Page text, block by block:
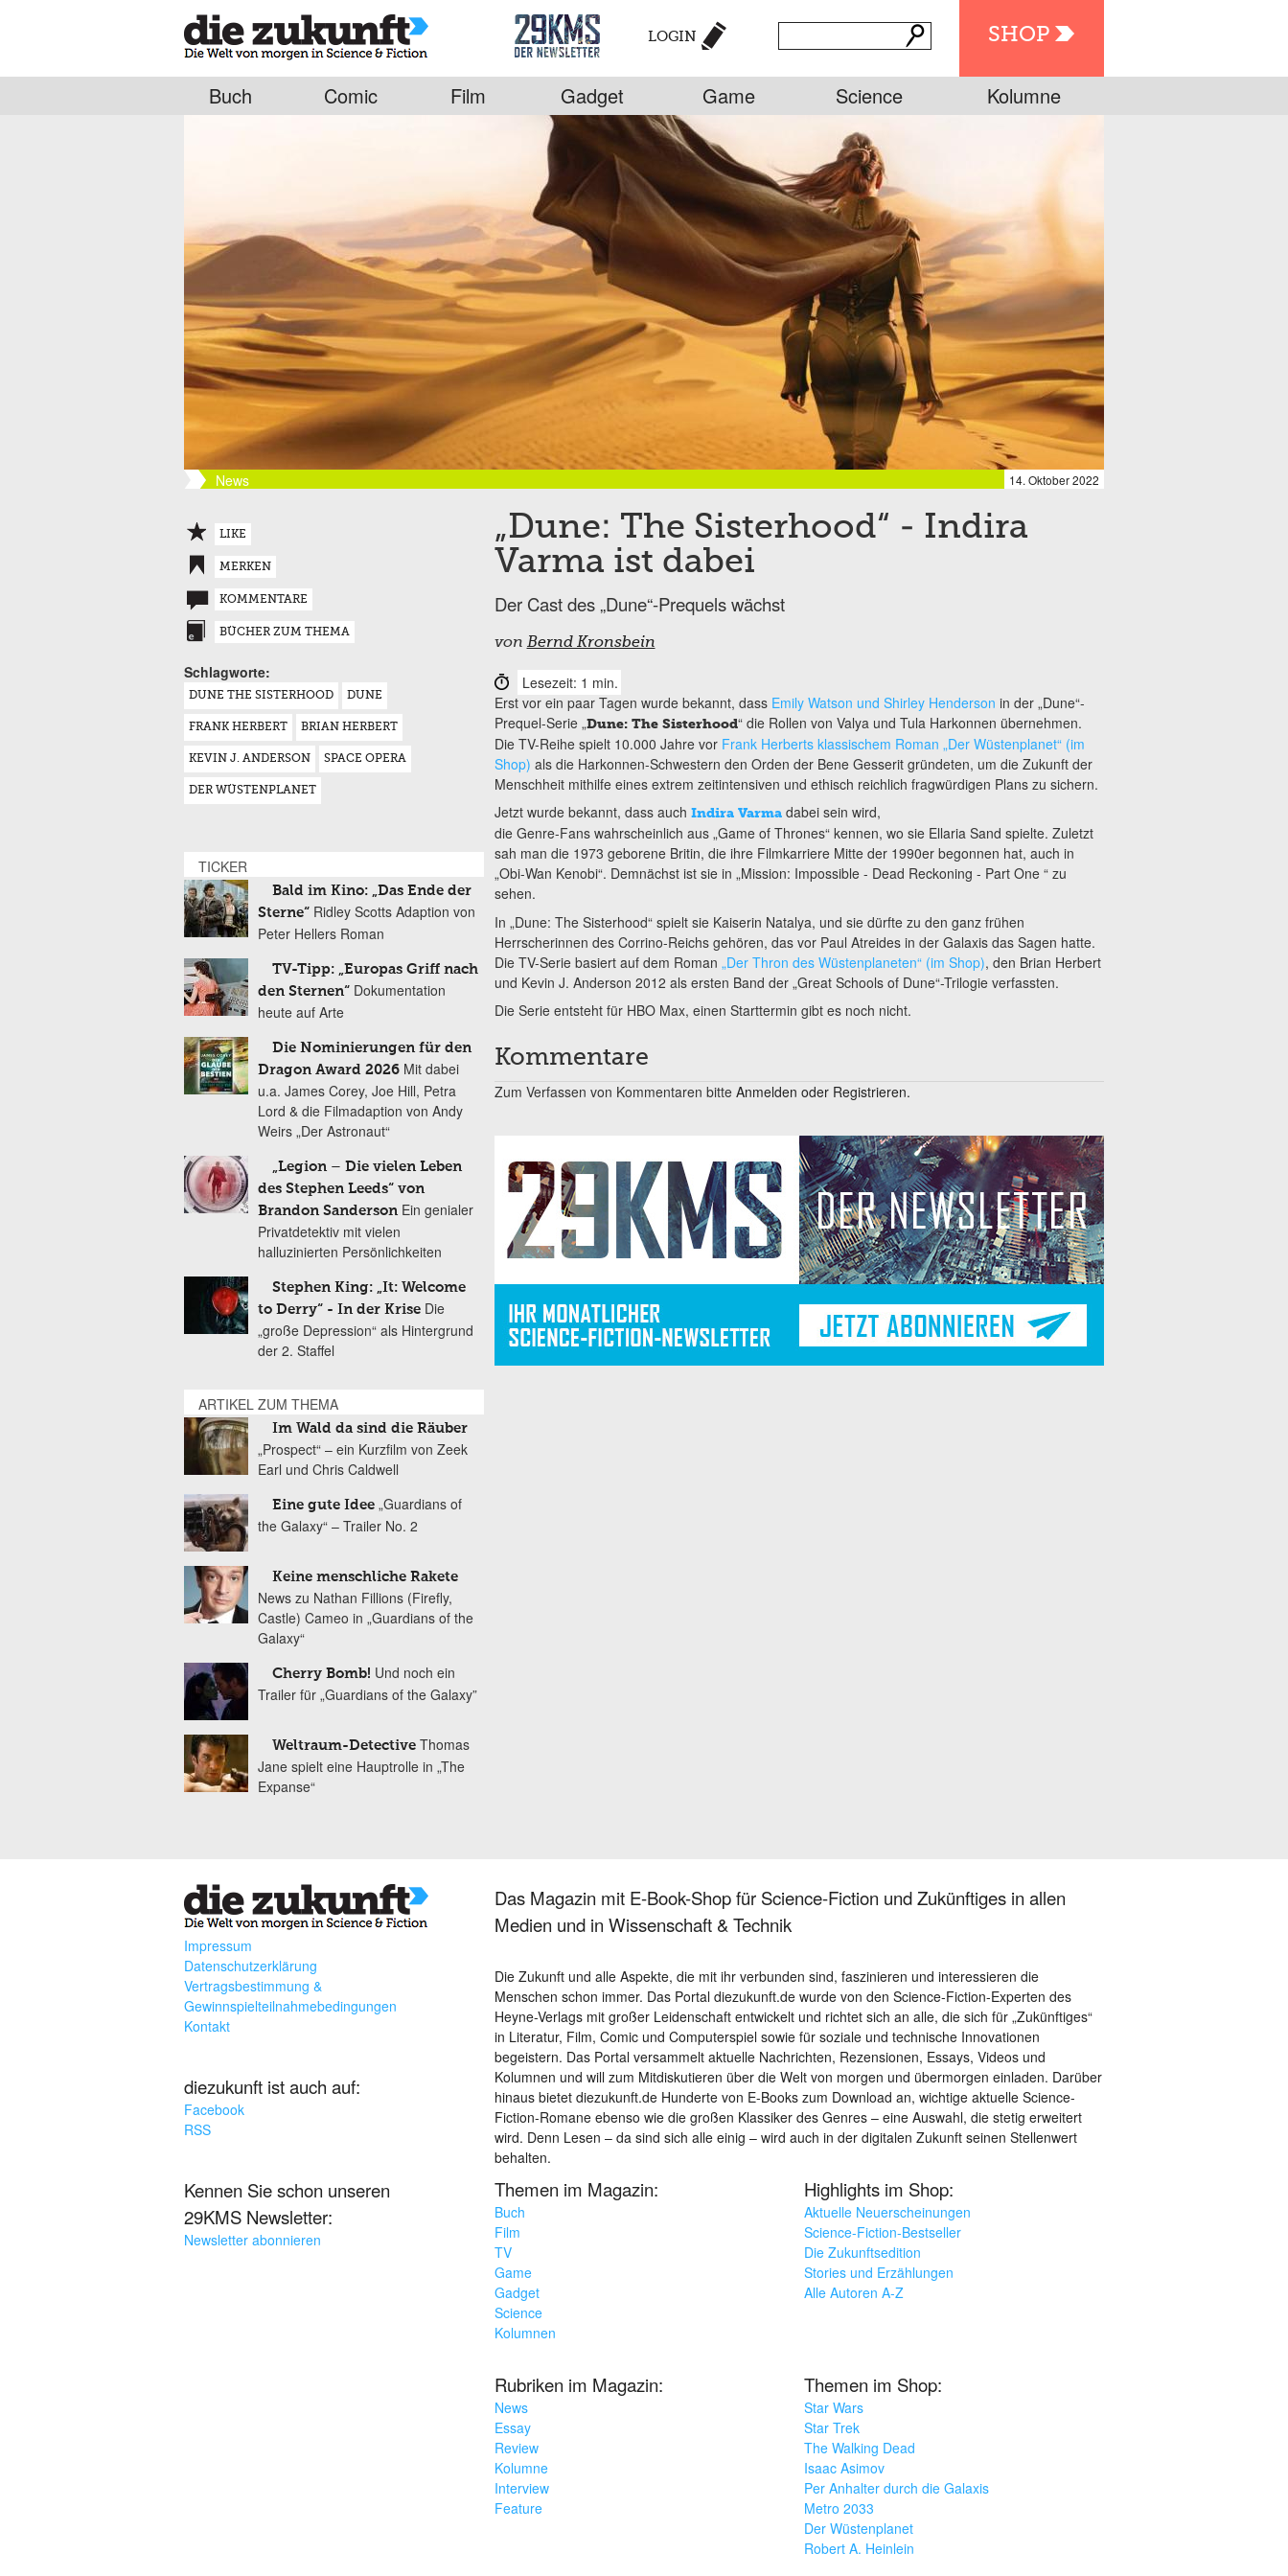
SHOP
LOGIN
Buch Comic Film Gadget Game Science Kolumne
News 14. Oktober 2022
„Dune: The Sisterhood“ - Indira
Varma ist dabei
Der Cast des „Dune“-Prequels wächst
von Bernd Kronsbein
Lesezeit: 1 min.
Erst vor ein paar Tagen wurde bekannt, dass Emily Watson und Shirley Henderson in der „Dune“-
Prequel-Serie „Dune: The Sisterhood“ die Rollen von Valya und Tula Harkonnen übernehmen.
Die TV-Reihe spielt 10.000 Jahre vor Frank Herberts klassischem Roman „Der Wüstenplanet“ (im
Shop) als die Harkonnen-Schwestern den Orden der Bene Gesserit gründeten, um die Zukunft der
Menschheit mithilfe eines extrem zeitintensiven und ethisch reichlich fragwürdigen Plans zu sichern.
Jetzt wurde bekannt, dass auch Indira Varmadabei sein wird,
die Genre-Fans wahrscheinlich aus „Game of Thrones“ kennen, wo sie Ellaria Sand spielte. Zuletzt
sah man die 1973 geborene Britin, die ihre Filmkarriere Mitte der 1990er begonnen hat, auch in
„Obi-Wan Kenobi“. Demnächst ist sie in „Mission: Impossible - Dead Reckoning - Part One “ zu
sehen.
In „Dune: The Sisterhood“ spielt sie Kaiserin Natalya, und sie dürfte zu den ganz frühen
Herrscherinnen des Corrino-Reichs gehören, das vor Paul Atreides in der Galaxis das Sagen hatte.
Die TV-Serie basiert auf dem Roman „Der Thron des Wüstenplaneten“ (im Shop), den Brian Herbert
und Kevin J. Anderson 2012 als ersten Band der „Great Schools of Dune“-Trilogie verfassten.
Die Serie entsteht für HBO Max, einen Starttermin gibt es noch nicht.
Kommentare
Zum Verfassen von Kommentaren bitte Anmelden oder Registrieren.
LIKE
MERKEN
KOMMENTARE
BÜCHER ZUM THEMA
Schlagworte:
DUNE THE SISTERHOOD DUNE
FRANK HERBERT BRIAN HERBERT
KEVIN J. ANDERSON SPACE OPERA
DER WÜSTENPLANET
TICKER
Bald im Kino: „Das Ende der
Sterne“ Ridley Scotts Adaption von
Peter Hellers Roman
TV-Tipp: „Europas Griff nach
den Sternen“ Dokumentation
heute auf Arte
Die Nominierungen für den
Dragon Award 2026 Mit dabei
u.a. James Corey, Joe Hill, Petra
Lord & die Filmadaption von Andy
Weirs „Der Astronaut“
„Legion – Die vielen Leben
des Stephen Leeds“ von
Brandon Sanderson Ein genialer
Privatdetektiv mit vielen
halluzinierten Persönlichkeiten
Stephen King: „It: Welcome
to Derry“ - In der Krise Die
„große Depression“ als Hintergrund
der 2. Staffel
ARTIKEL ZUM THEMA
Im Wald da sind die Räuber
„Prospect“ – ein Kurzfilm von Zeek
Earl und Chris Caldwell
Eine gute Idee „Guardians of
the Galaxy“ – Trailer No. 2
Keine menschliche Rakete
News zu Nathan Fillions (Firefly,
Castle) Cameo in „Guardians of the
Galaxy“
Cherry Bomb! Und noch ein
Trailer für „Guardians of the Galaxy”
Weltraum-Detective Thomas
Jane spielt eine Hauptrolle in „The
Expanse“
Impressum
Datenschutzerklärung
Vertragsbestimmung &
Gewinnspielteilnahmebedingungen
Kontakt
diezukunft ist auch auf:
Facebook
RSS
Kennen Sie schon unseren
29KMS Newsletter:
Newsletter abonnieren
Das Magazin mit E-Book-Shop für Science-Fiction und Zukünftiges in allen
Medien und in Wissenschaft & Technik
Die Zukunft und alle Aspekte, die mit ihr verbunden sind, faszinieren und interessieren die
Menschen schon immer. Das Portal diezukunft.de wurde von den Science-Fiction-Experten des
Heyne-Verlags mit großer Leidenschaft entwickelt und richtet sich an alle, die sich für „Zukünftiges“
in Literatur, Film, Comic und Computerspiel sowie für soziale und technische Innovationen
begeistern. Das Portal versammelt aktuelle Nachrichten, Rezensionen, Essays, Videos und
Kolumnen und will zum Mitdiskutieren über die Welt von morgen und übermorgen einladen. Darüber
hinaus bietet diezukunft.de Hunderte von E-Books zum Download an, wichtige aktuelle Science-
Fiction-Romane ebenso wie die großen Klassiker des Genres – eine Auswahl, die stetig erweitert
wird. Denn Lesen – da sind sich alle einig – wird auch in der digitalen Zukunft seinen Stellenwert
behalten.
Themen im Magazin:
Buch
Film
TV
Game
Gadget
Science
Kolumnen
Highlights im Shop:
Aktuelle Neuerscheinungen
Science-Fiction-Bestseller
Die Zukunftsedition
Stories und Erzählungen
Alle Autoren A-Z
Rubriken im Magazin:
News
Essay
Review
Kolumne
Interview
Feature
Themen im Shop:
Star Wars
Star Trek
The Walking Dead
Isaac Asimov
Per Anhalter durch die Galaxis
Metro 2033
Der Wüstenplanet
Robert A. Heinlein